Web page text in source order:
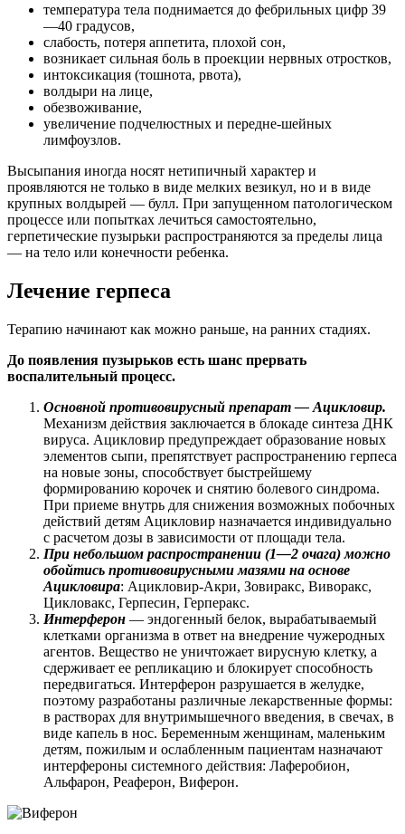
температура тела поднимается до фебрильных цифр 39
—40 градусов,
слабость, потеря аппетита, плохой сон,
возникает сильная боль в проекции нервных отростков,
интоксикация (тошнота, рвота),
волдыри на лице,
обезвоживание,
увеличение подчелюстных и передне-шейных
лимфоузлов.
Высыпания иногда носят нетипичный характер и
проявляются не только в виде мелких везикул, но и в виде
крупных волдырей — булл. При запущенном патологическом
процессе или попытках лечиться самостоятельно,
герпетические пузырьки распространяются за пределы лица
— на тело или конечности ребенка.
Лечение герпеса
Терапию начинают как можно раньше, на ранних стадиях.
До появления пузырьков есть шанс прервать
воспалительный процесс.
Основной противовирусный препарат — Ацикловир.
Механизм действия заключается в блокаде синтеза ДНК
вируса. Ацикловир предупреждает образование новых
элементов сыпи, препятствует распространению герпеса
на новые зоны, способствует быстрейшему
формированию корочек и снятию болевого синдрома.
При приеме внутрь для снижения возможных побочных
действий детям Ацикловир назначается индивидуально
с расчетом дозы в зависимости от площади тела.
При небольшом распространении (1—2 очага) можно
обойтись противовирусными мазями на основе
Ацикловира: Ацикловир-Акри, Зовиракс, Виворакс,
Цикловакс, Герпесин, Герперакс.
Интерферон — эндогенный белок, вырабатываемый
клетками организма в ответ на внедрение чужеродных
агентов. Вещество не уничтожает вирусную клетку, а
сдерживает ее репликацию и блокирует способность
передвигаться. Интерферон разрушается в желудке,
поэтому разработаны различные лекарственные формы:
в растворах для внутримышечного введения, в свечах, в
виде капель в нос. Беременным женщинам, маленьким
детям, пожилым и ослабленным пациентам назначают
интерфероны системного действия: Лаферобион,
Альфарон, Реаферон, Виферон.